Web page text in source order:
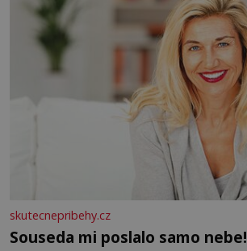
skutecnepribehy.cz
Souseda mi poslalo samo nebe!